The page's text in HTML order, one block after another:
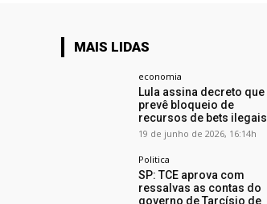
MAIS LIDAS
economia
Lula assina decreto que
prevê bloqueio de
recursos de bets ilegais
19 de junho de 2026, 16:14h
Politica
SP: TCE aprova com
ressalvas as contas do
governo de Tarcísio de